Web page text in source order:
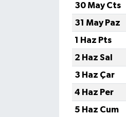
30 May Cts
31 May Paz
1 Haz Pts
2 Haz Sal
3 Haz Çar
4 Haz Per
5 Haz Cum